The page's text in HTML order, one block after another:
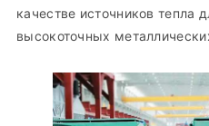
качестве источников тепла
высокоточных